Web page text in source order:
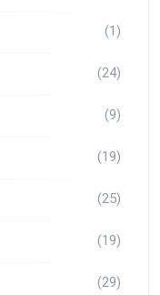
(1)
(24)
(9)
(19)
(25)
(19)
(29)